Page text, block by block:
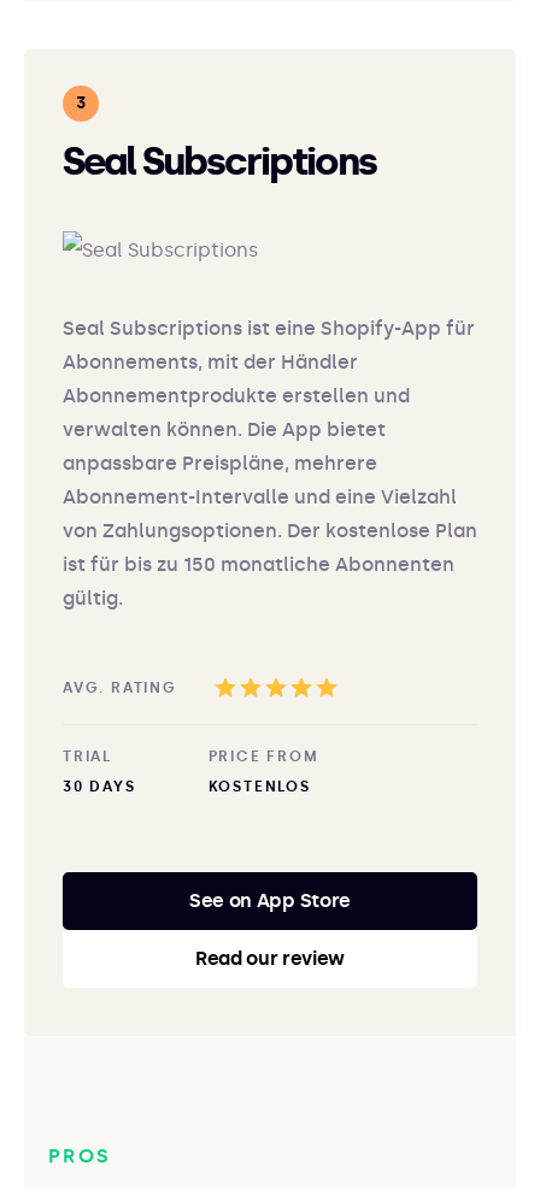
Seal Subscriptions
Seal Subscriptions ist eine Shopify-App für
Abonnements, mit der Händler
Abonnementprodukte erstellen und
verwalten können. Die App bietet
anpassbare Preispläne, mehrere
Abonnement-Intervalle und eine Vielzahl
von Zahlungsoptionen. Der kostenlose Plan
ist für bis zu 150 monatliche Abonnenten
gültig.
AVG. RATING
TRIAL
30 DAYS
PRICE FROM
KOSTENLOS
See on App Store
Read our review
PROS